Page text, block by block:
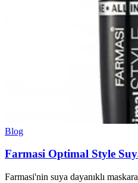
Blog
Farmasi Optimal Style
Farmasi'nin suya dayanıklı